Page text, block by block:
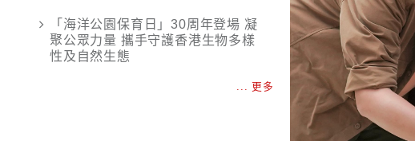
「海洋公園保育日」30周年登場 凝
聚公眾力量 攜手守護香港生物多樣
性及自然生態
... 更多